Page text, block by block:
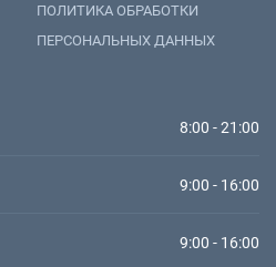
ПОЛИТИКА ОБРАБОТКИ
ПЕРСОНАЛЬНЫХ ДАННЫХ
8:00 - 21:00
9:00 - 16:00
9:00 - 16:00